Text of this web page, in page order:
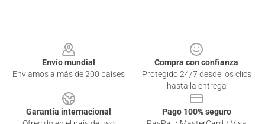
Envío mundial
Enviamos a más de 200 países
Compra con confianza
Protegido 24/7 desde los clics
hasta la entrega
Garantía internacional
Pago 100% seguro